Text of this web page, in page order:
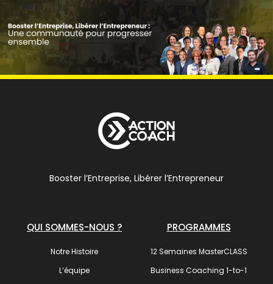
Booster l’Entreprise, Libérer l’Entrepreneur
QUI SOMMES-NOUS ?
Notre Histoire
L’équipe
PROGRAMMES
12 Semaines MasterCLASS
Business Coaching 1-to-1